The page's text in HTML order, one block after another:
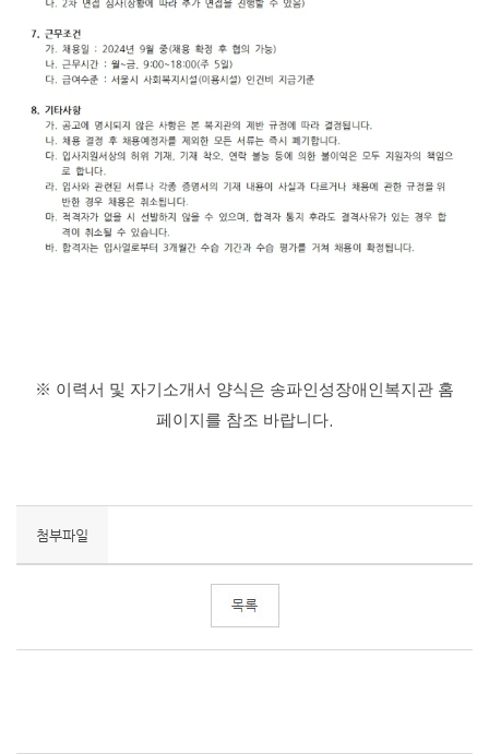
※ 이력서 및 자기소개서 양식은 송파인성장애인복지관 홈
페이지를 참조 바랍니다.
첨부파일